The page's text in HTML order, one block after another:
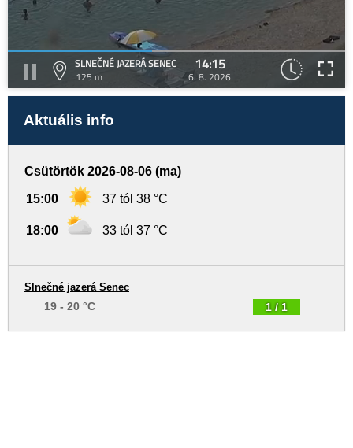
SLNEČNÉ JAZERÁ SENEC
125 m
14:15
6. 8. 2026
Aktuális info
Csütörtök 2026-08-06 (ma)
15:00 37 tól 38 °C
18:00 33 tól 37 °C
1 / 1
Slnečné jazerá Senec
19 - 20 °C